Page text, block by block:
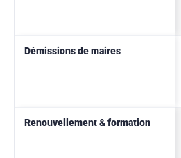
Démissions de maires
Renouvellement & formation